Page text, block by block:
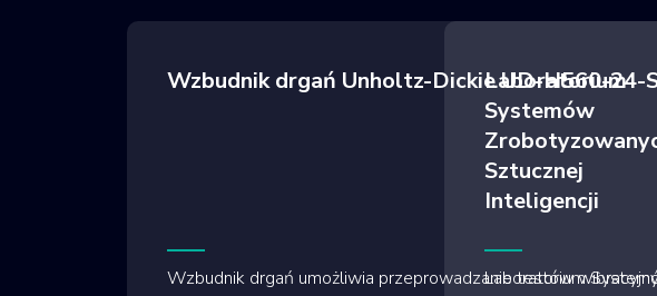
Wzbudnik drgań Unholtz-Dickie UD-H560-24-
Wzbudnik drgań umożliwia przeprowadzanie testów
Laboratorium
Systemów
Sztucznej
Inteligencji
Laboratorium